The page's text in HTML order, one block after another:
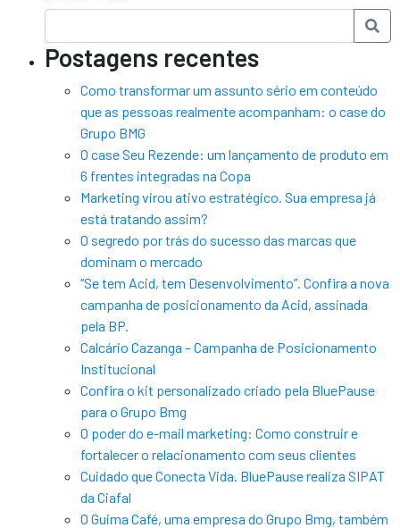
Postagens recentes
Como transformar um assunto sério em conteúdo
que as pessoas realmente acompanham: o case do
Grupo BMG
O case Seu Rezende: um lançamento de produto em
6 frentes integradas na Copa
Marketing virou ativo estratégico. Sua empresa já
está tratando assim?
O segredo por trás do sucesso das marcas que
dominam o mercado
“Se tem Acid, tem Desenvolvimento”. Confira a nova
campanha de posicionamento da Acid, assinada
pela BP.
Calcário Cazanga – Campanha de Posicionamento
Institucional
Confira o kit personalizado criado pela BluePause
para o Grupo Bmg
O poder do e-mail marketing: Como construir e
fortalecer o relacionamento com seus clientes
Cuidado que Conecta Vida. BluePause realiza SIPAT
da Ciafal
O Guima Café, uma empresa do Grupo Bmg, também